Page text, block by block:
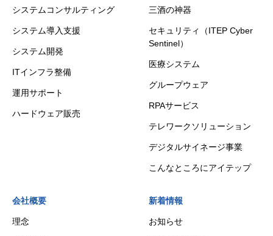
システムコンサルティング
システム導入支援
システム開発
ITインフラ整備
運用サポート
ハードウェア販売
三酒の神器
セキュリティ（ITEP Cyber
Sentinel）
医療システム
グループウェア
RPAサービス
テレワークソリューション
デジタルサイネージ事業
こんなところにアイテップ
会社概要
理念
新着情報
お知らせ